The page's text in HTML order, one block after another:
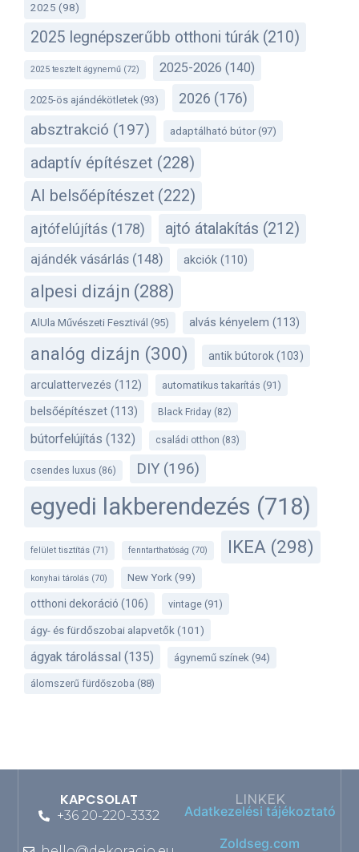
2025 (98)
2025 legnépszerűbb otthoni túrák (210)
2025 tesztelt ágynemű (72) 2025-2026 (140)
2025-ös ajándékötletek (93) 2026 (176)
absztrakció (197) adaptálható bútor(97)
adaptív építészet (228)
AI belsőépítészet (222)
ajtófelújítás (178) ajtó átalakítás (212)
ajándék vásárlás (148) akciók (110)
alpesi dizájn (288)
AlUla Művészeti Fesztivál (95) alvás kényelem (113)
analóg dizájn (300) antik bútorok (103)
arculattervezés (112) automatikus takarítás (91)
belsőépítészet (113) Black Friday (82)
bútorfelújítás (132) családi otthon (83)
csendes luxus (86) DIY (196)
egyedi lakberendezés (718)
felület tisztítás (71) fenntarthatóság (70) IKEA (298)
konyhai tárolás (70) New York (99)
otthoni dekoráció (106) vintage (91)
ágy- és fürdőszobai alapvetők (101)
ágyak tárolással (135) ágynemű színek (94)
álomszerű fürdőszoba (88)
KAPCSOLAT
+36 20-220-3332
LINKEK
Adatkezelési tájékoztató
Zoldseg.com